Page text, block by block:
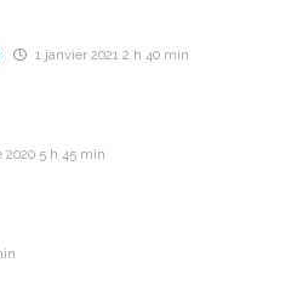
1 janvier 2021 2 h 40 min
2020 5 h 45 min